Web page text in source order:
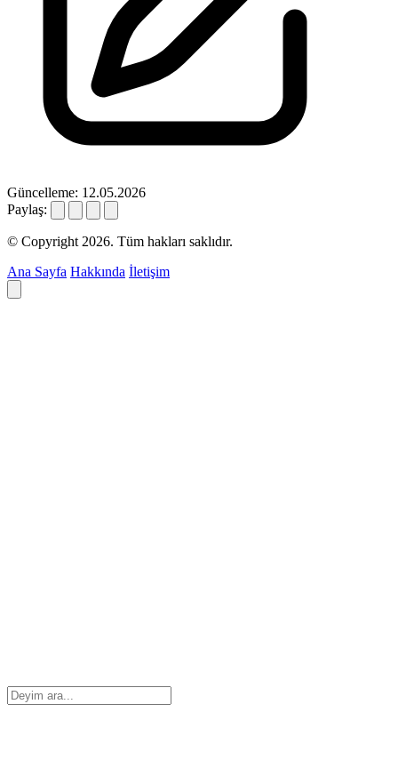
Güncelleme: 12.05.2026
Paylaş:
© Copyright 2026. Tüm hakları saklıdır.
Ana Sayfa Hakkında İletişim